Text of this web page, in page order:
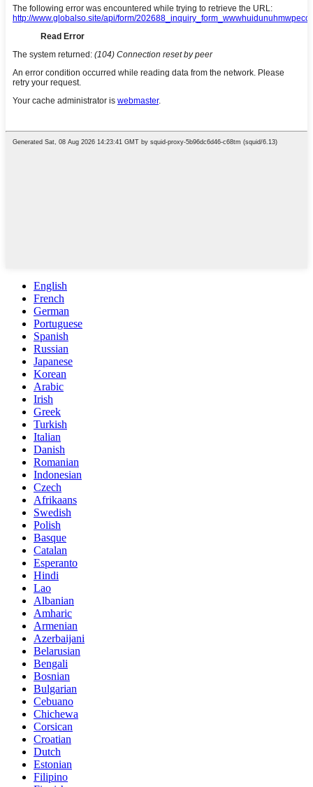
English
French
German
Portuguese
Spanish
Russian
Japanese
Korean
Arabic
Irish
Greek
Turkish
Italian
Danish
Romanian
Indonesian
Czech
Afrikaans
Swedish
Polish
Basque
Catalan
Esperanto
Hindi
Lao
Albanian
Amharic
Armenian
Azerbaijani
Belarusian
Bengali
Bosnian
Bulgarian
Cebuano
Chichewa
Corsican
Croatian
Dutch
Estonian
Filipino